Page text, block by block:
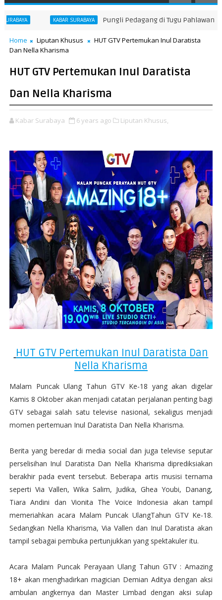
KABAR SURABAYA Pungli Pedagang di Tugu Pahlawan
Home Liputan Khusus
HUT GTV Pertemukan Inul Daratista
Dan Nella Kharisma
HUT GTV Pertemukan Inul Daratista
Dan Nella Kharisma
Kabar Surabaya 6 years ago Liputan Khusus,
HUT GTV Pertemukan Inul Daratista Dan
Nella Kharisma
Malam Puncak Ulang Tahun GTV Ke-18 yang akan digelar
Kamis 8 Oktober akan menjadi catatan perjalanan penting bagi
GTV sebagai salah satu televise nasional, sekaligus menjadi
momen pertemuan Inul Daratista Dan Nella Kharisma.
Berita yang beredar di media social dan juga televise seputar
perselisihan Inul Daratista Dan Nella Kharisma diprediksiakan
berakhir pada event tersebut. Beberapa artis musisi ternama
seperti Via Vallen, Wika Salim, Judika, Ghea Youbi, Danang,
Tiara Andini dan Vionita The Voice Indonesia akan tampil
memeriahkan acara Malam Puncak UlangTahun GTV Ke-18.
Sedangkan Nella Kharisma, Via Vallen dan Inul Daratista akan
tampil sebagai pembuka pertunjukkan yang spektakuler itu.
Acara Malam Puncak Perayaan Ulang Tahun GTV : Amazing
18+ akan menghadirkan magician Demian Aditya dengan aksi
ambulan angkernya dan Master Limbad dengan aksi sulap